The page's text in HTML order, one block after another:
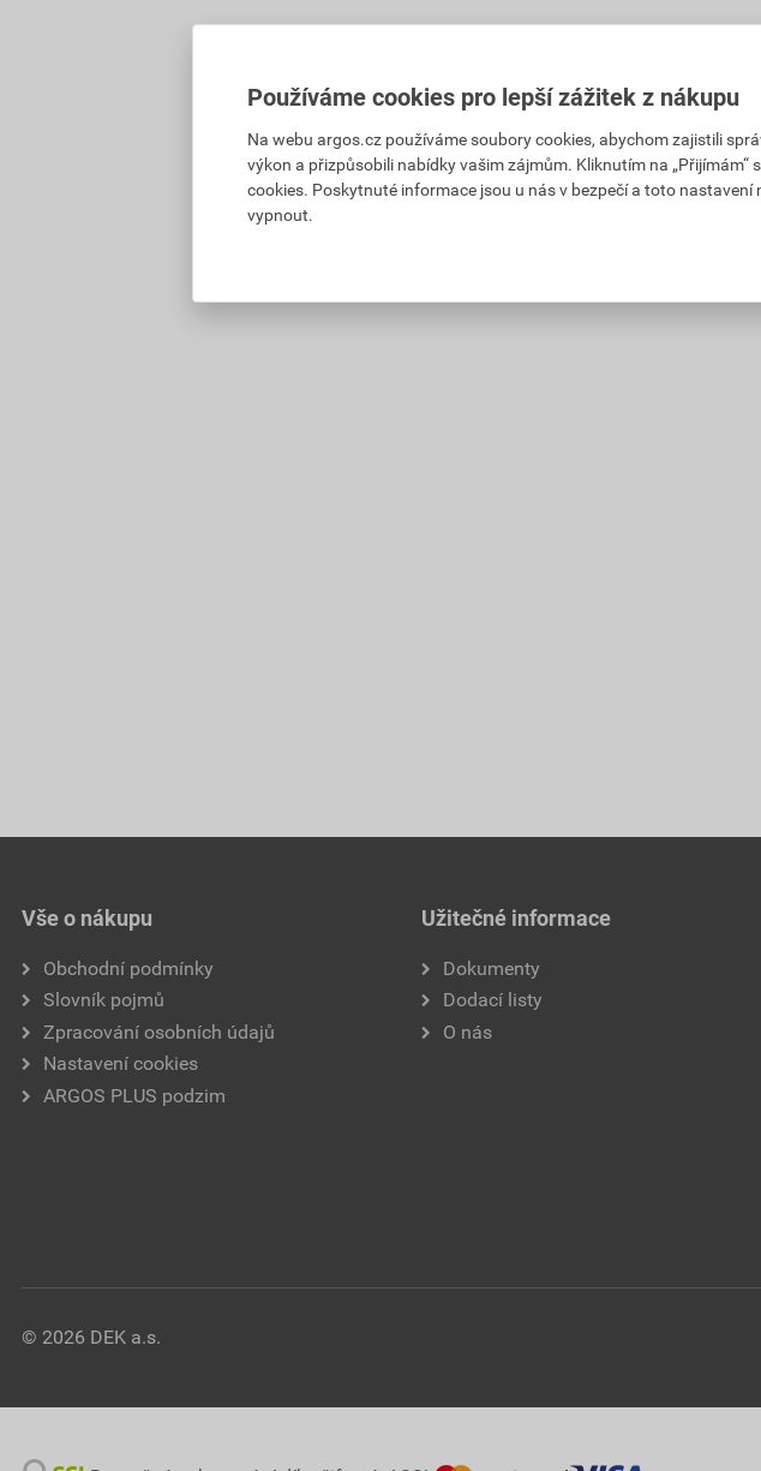
Vše o nákupu
Obchodní podmínky
Slovník pojmů
Zpracování osobních údajů
Nastavení cookies
ARGOS PLUS podzim
Užitečné informace
Dokumenty
Dodací listy
O nás
© 2026 DEK a.s.
Používáme cookies pro lepší zážitek z nákupu
Na webu argos.cz používáme soubory cookies, abychom zajistili
výkon a přizpůsobili nabídky vašim zájmům. Kliknutím na „Přijímám“
cookies. Poskytnuté informace jsou u nás v bezpečí a toto
vypnout.